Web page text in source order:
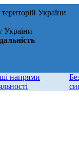
України
України
напрями